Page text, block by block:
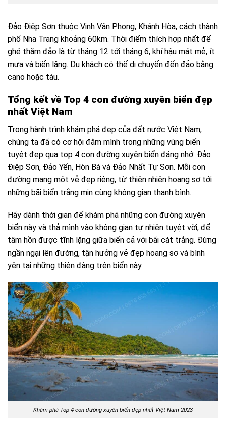
Đảo Điệp Sơn thuộc Vịnh Vân Phong, Khánh Hòa, cách thành
phố Nha Trang khoảng 60km. Thời điểm thích hợp nhất để
ghé thăm đảo là từ tháng 12 tới tháng 6, khí hậu mát mẻ, ít
mưa và biển lặng. Du khách có thể di chuyển đến đảo bằng
cano hoặc tàu.
Tổng kết về Top 4 con đường xuyên biển đẹp
nhất Việt Nam
Trong hành trình khám phá đẹp của đất nước Việt Nam,
chúng ta đã có cơ hội đắm mình trong những vùng biển
tuyệt đẹp qua top 4 con đường xuyên biển đáng nhớ: Đảo
Điệp Sơn, Đảo Yến, Hòn Bà và Đảo Nhất Tự Sơn. Mỗi con
đường mang một vẻ đẹp riêng, từ thiên nhiên hoang sơ tới
những bãi biển trắng mịn cùng không gian thanh bình.
Hãy dành thời gian để khám phá những con đường xuyên
biển này và thả mình vào không gian tự nhiên tuyệt vời, để
tâm hồn được tĩnh lặng giữa biển cả với bãi cát trắng. Đừng
ngần ngại lên đường, tận hưởng vẻ đẹp hoang sơ và bình
yên tại những thiên đàng trên biển này.
Khám phá Top 4 con đường xuyên biển đẹp nhất Việt Nam 2023